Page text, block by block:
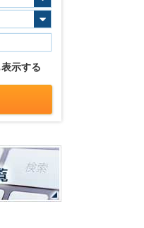
示する